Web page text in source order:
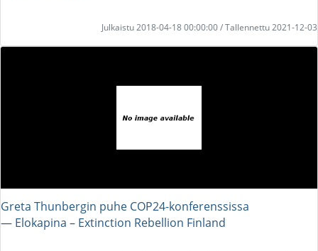
Julkaistu 2018-04-18 00:00:00 / Tallennettu 2021-12-03
Greta Thunbergin puhe COP24-konferenssissa
― Elokapina – Extinction Rebellion Finland